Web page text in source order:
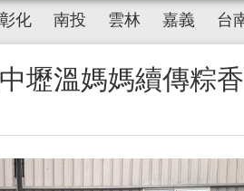
彰化 南投 雲林 嘉義 台
壢溫媽媽續傳粽